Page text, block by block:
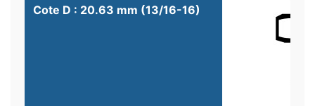
Cote D : 20.63 mm (13/16-16)